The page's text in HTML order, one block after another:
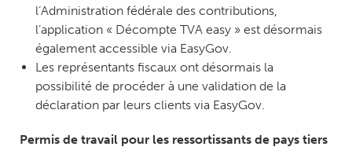
l’Administration fédérale des contributions,
l’application « Décompte TVA easy » est désormais
également accessible via EasyGov.
Les représentants fiscaux ont désormais la
possibilité de procéder à une validation de la
déclaration par leurs clients via EasyGov.
Permis de travail pour les ressortissants de pays tiers